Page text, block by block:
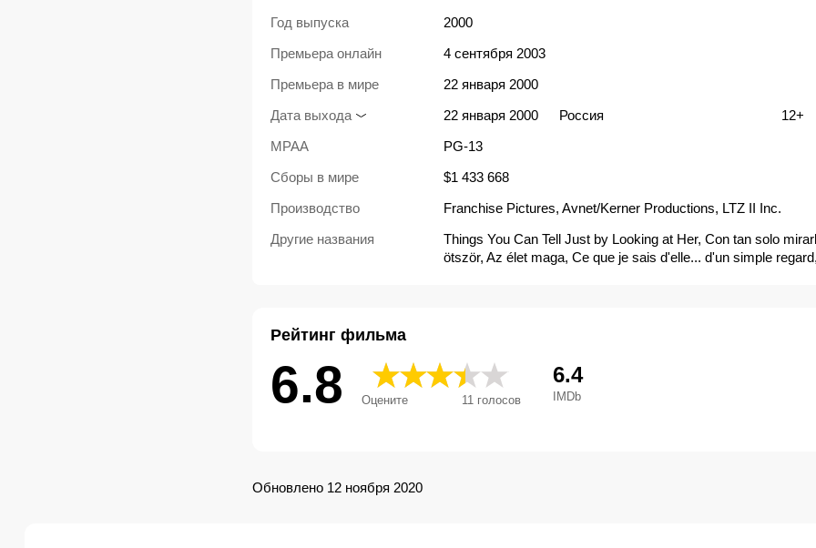
Год выпуска
2000
Премьера онлайн
4 сентября 2003
Премьера в мире
22 января 2000
Дата выхода
22 января 2000 Россия
12+
MPAA
PG-13
Сборы в мире
$1 433 668
Производство
Franchise Pictures, Avnet/Kerner Productions, LTZ II Inc.
Другие названия
Things You Can Tell Just by Looking at Her, Con tan solo
ötször, Az élet maga, Ce que je sais d'elle... d'un simple
Regards de femmes, Tout ce qu'on peut apprendre d'une
premier regard, Έξι γυναίκες εξομολογούνται, Женские
Лабиринти, 寂寞城市, 彼女を見ればわかること, oisas que
Рейтинг фильма
6.8 Оцените 11 голосов
6.4
IMDb
Обновлено 12 ноября 2020